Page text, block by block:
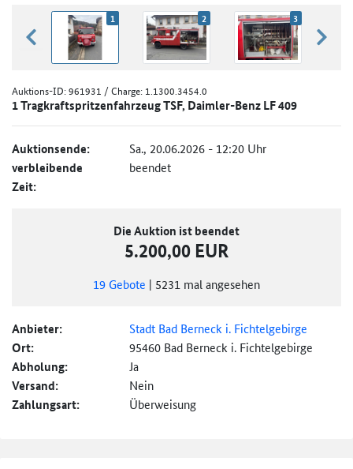
zurück blättern
1 2 3
Auktions-ID:961931 / Charge: 1.1300.3454.0
1 Tragkraftspritzenfahrzeug TSF, Daimler-Benz LF 409
Auktionsende: Sa., 20.06.2026 - 12:20 Uhr
verbleibende
Zeit:
beendet
Die Auktion ist beendet
5.200,00 EUR
19 Gebote | 5231 mal angesehen
Anbieter: Stadt Bad Berneck i. Fichtelgebirge
Ort: 95460 Bad Berneck i. Fichtelgebirge
Abholung: Ja
Versand: Nein
Zahlungsart: Überweisung